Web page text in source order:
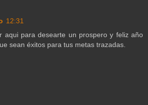
12:31
aqui para desearte un prospero y feliz año
sean éxitos para tus metas trazadas.